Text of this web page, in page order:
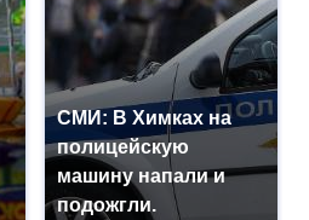
СМИ: В Химках на
полицейскую
машину напали и
подожгли.